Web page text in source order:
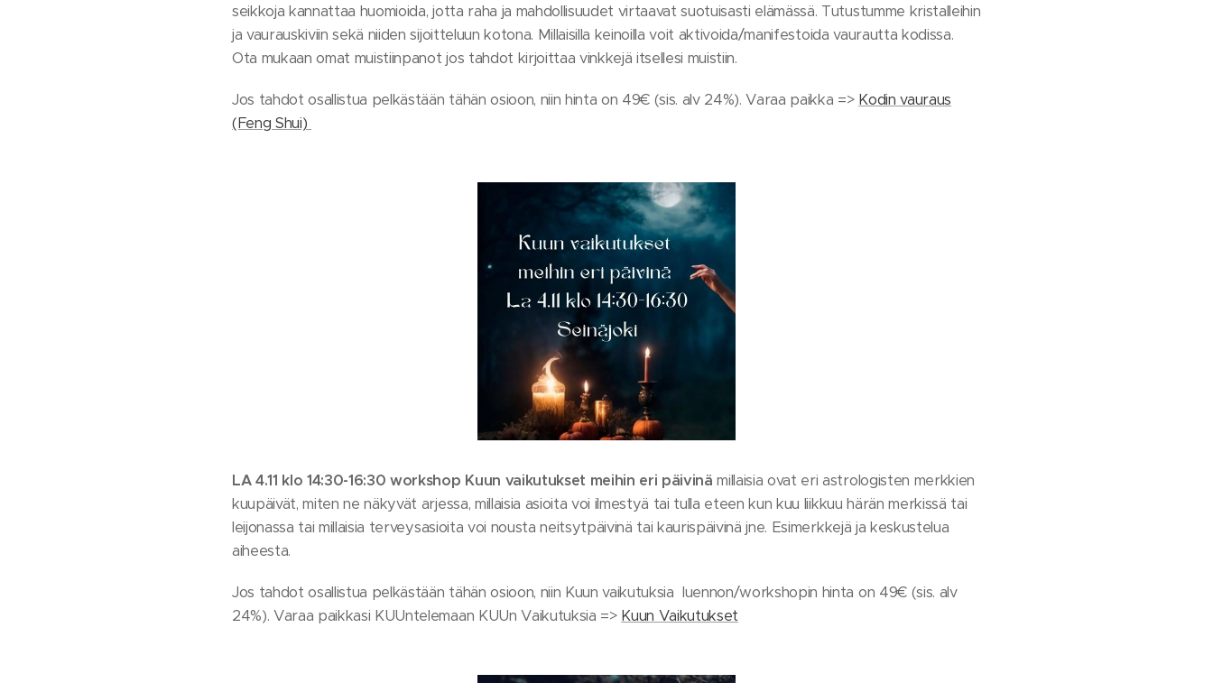
seikkoja kannattaa huomioida, jotta raha ja mahdollisuudet virtaavat suotuisasti elämässä. Tutustumme kristalleihin
ja vaurauskiviin sekä niiden sijoitteluun kotona. Millaisilla keinoilla voit aktivoida/manifestoida vaurautta kodissa.
Ota mukaan omat muistiinpanot jos tahdot kirjoittaa vinkkejä itsellesi muistiin.
Jos tahdot osallistua pelkästään tähän osioon, niin hinta on 49€ (sis. alv 24%). Varaa paikka => Kodin vauraus
(Feng Shui)
LA 4.11 klo 14:30-16:30 workshop Kuun vaikutukset meihin eri päivinämillaisia ovat eri astrologisten merkkien
kuupäivät, miten ne näkyvät arjessa, millaisia asioita voi ilmestyä tai tulla eteen kun kuu liikkuu härän merkissä tai
leijonassa tai millaisia terveysasioita voi nousta neitsytpäivinä tai kaurispäivinä jne. Esimerkkejä ja keskustelua
aiheesta.
Jos tahdot osallistua pelkästään tähän osioon, niin Kuun vaikutuksia luennon/workshopin hinta on 49€ (sis. alv
24%). Varaa paikkasi KUUntelemaan KUUn Vaikutuksia => Kuun Vaikutukset